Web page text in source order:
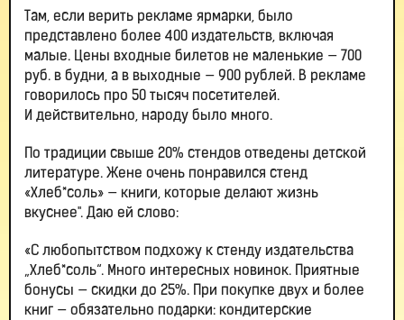
Там, если верить рекламе ярмарки, было
представлено более 400 издательств, включая
малые. Цены входные билетов не маленькие — 700
руб. в будни, а в выходные — 900 рублей. В рекламе
говорилось про 50 тысяч посетителей.
И действительно, народу было много.
По традиции свыше 20% стендов отведены детской
литературе. Жене очень понравился стенд
«Хлеб*соль» — книги, которые делают жизнь
вкуснее". Даю ей слово:
«С любопытством подхожу к стенду издательства
„Хлеб*соль“. Много интересных новинок. Приятные
бонусы — скидки до 25%. При покупке двух и более
книг — обязательно подарки: кондитерские